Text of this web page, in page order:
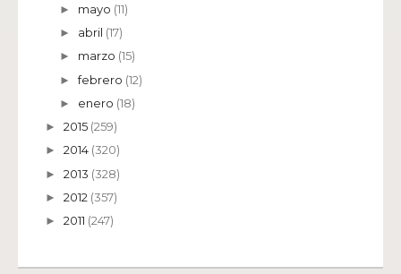
► mayo (11)
► abril (17)
► marzo (15)
►febrero (12)
► enero (18)
► 2015 (259)
► 2014 (320)
► 2013 (328)
► 2012 (357)
► 2011 (247)